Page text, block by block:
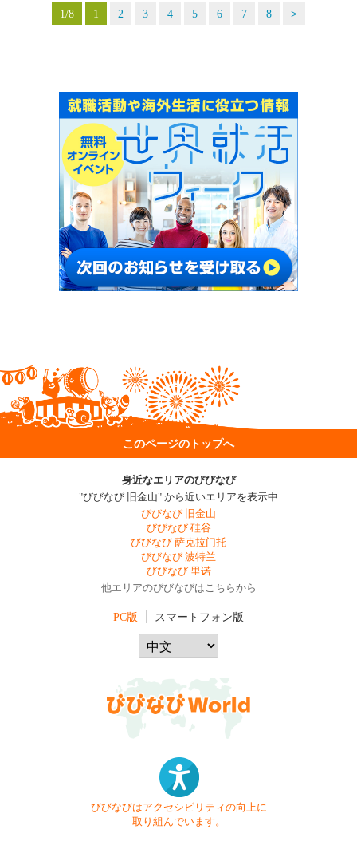
1/8 1 2 3 4 5 6 7 8 >
このページのトップへ
身近なエリアのびびなび
"びびなび 旧金山" から近いエリアを表示中
びびなび 旧金山
びびなび 硅谷
びびなび 萨克拉门托
びびなび 波特兰
びびなび 里诺
他エリアのびびなびはこちらから
PC版 スマートフォン版
びびなびはアクセシビリティの向上に
取り組んでいます。